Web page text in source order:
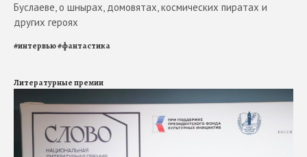
Буслаеве, о шнырах, домовятах, космических пиратах и
других героях
#интервью#фантастика
Литературные премии